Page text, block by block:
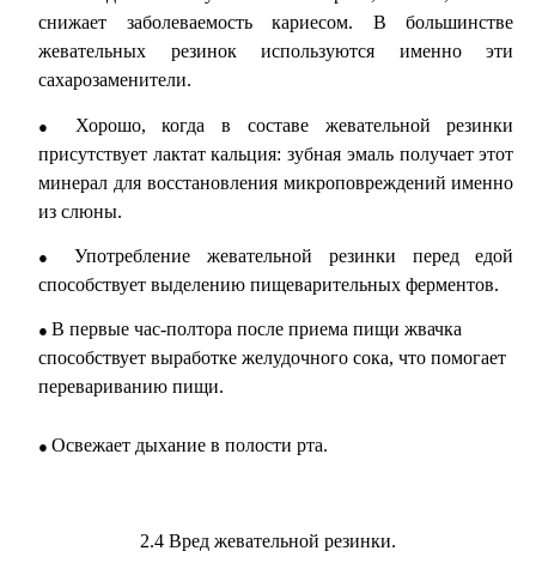
снижает заболеваемость кариесом. В большинстве
жевательных резинок используются именно эти
сахарозаменители.
Хорошо, когда в составе жевательной резинки
присутствует лактат кальция: зубная эмаль получает этот
минерал для восстановления микроповреждений именно
из слюны.
Употребление жевательной резинки перед едой
способствует выделению пищеварительных ферментов.
В первые час-полтора после приема пищи жвачка
способствует выработке желудочного сока, что помогает
перевариванию пищи.
Освежает дыхание в полости рта.
2.4 Вред жевательной резинки.